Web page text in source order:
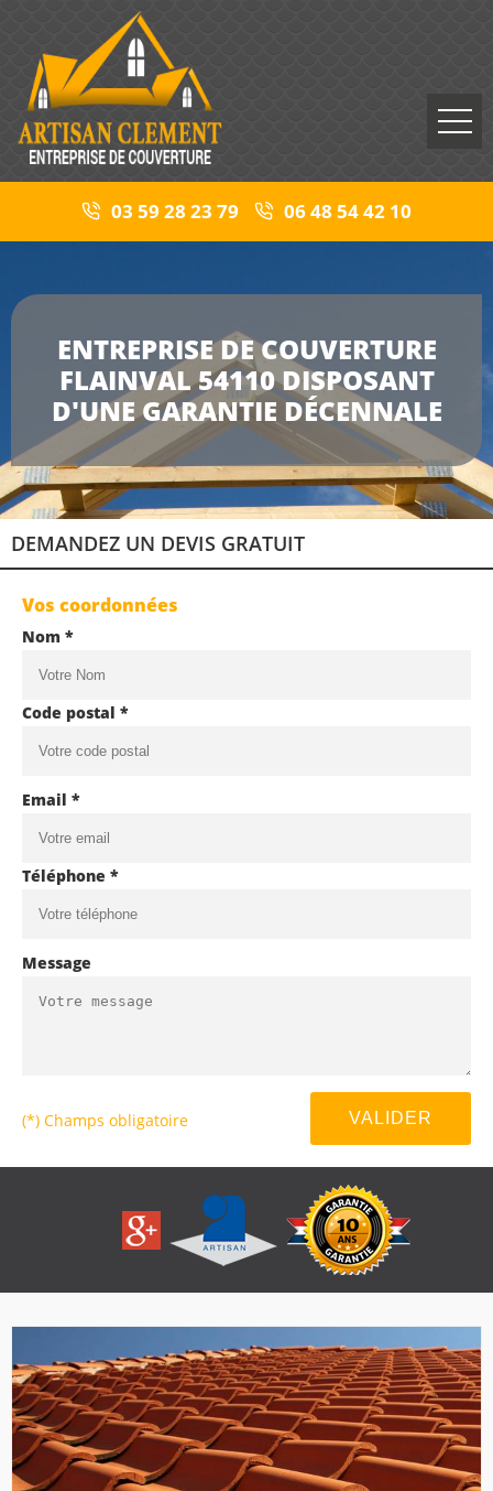
03 59 28 23 79 06 48 54 42 10
ENTREPRISE DE COUVERTURE
FLAINVAL 54110 DISPOSANT
D'UNE GARANTIE DÉCENNALE
DEMANDEZ UN DEVIS GRATUIT
Vos coordonnées
Nom *
Code postal *
Email *
Téléphone *
Message
(*) Champs obligatoire